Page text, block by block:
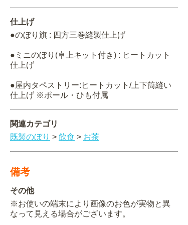
仕上げ
●のぼり旗 : 四方三巻縫製仕上げ
●ミニのぼり(卓上キット付き) : ヒートカット
仕上げ
●屋内タペストリー:ヒートカット/上下筒縫い
仕上げ ※ポール・ひも付属
関連カテゴリ
既製のぼり > 飲食 > お茶
備考
その他
※お使いの端末により画像のお色が実物と異
なって見える場合がございます。